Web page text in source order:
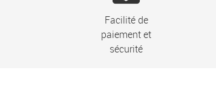
Facilité de
paiement et
sécurité